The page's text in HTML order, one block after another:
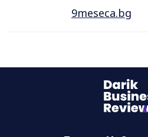
9meseca.bg